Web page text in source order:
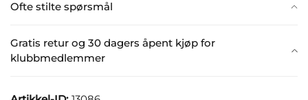
Ofte stilte spørsmål
Gratis retur og 30 dagers åpent kjøp for
klubbmedlemmer